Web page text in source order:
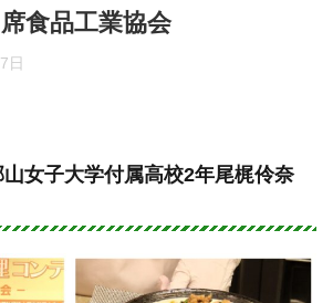
食品工業協会
日
女子大学付属高校2年尾梶伶奈